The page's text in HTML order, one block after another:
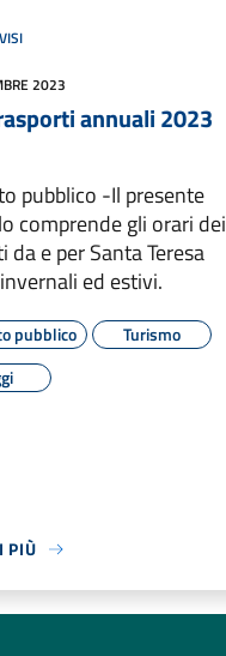
2023
annuali 2023
pubblico -Il presente
comprende gli orari dei
da e per Santa Teresa
ed estivi.
pubblico
Turismo
PIÙ